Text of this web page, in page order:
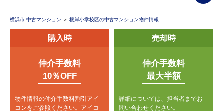
横浜市 中古マンション ＞ 根岸小学校区の中古マンション物件情報
購入時
仲介手数料
10％OFF
物件情報の仲介手数料割引アイ
コンをご参照ください。 アイコ
売却時
仲介手数料
最大半額
詳細については、担当者までお
問い合わせください。